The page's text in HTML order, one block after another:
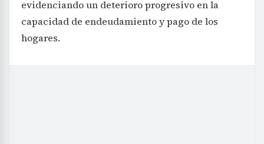
evidenciando un deterioro progresivo en la
capacidad de endeudamiento y pago de los
hogares.